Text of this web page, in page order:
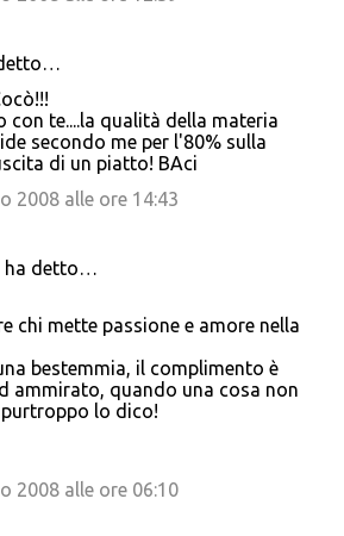
con te....la qualità della materia
secondo me per l'80% sulla
di un piatto! BAci
2008 alle ore 14:43
ha detto…
chi mette passione e amore nella
bestemmia, il complimento è
ammirato, quando una cosa non
purtroppo lo dico!
2008 alle ore 06:10